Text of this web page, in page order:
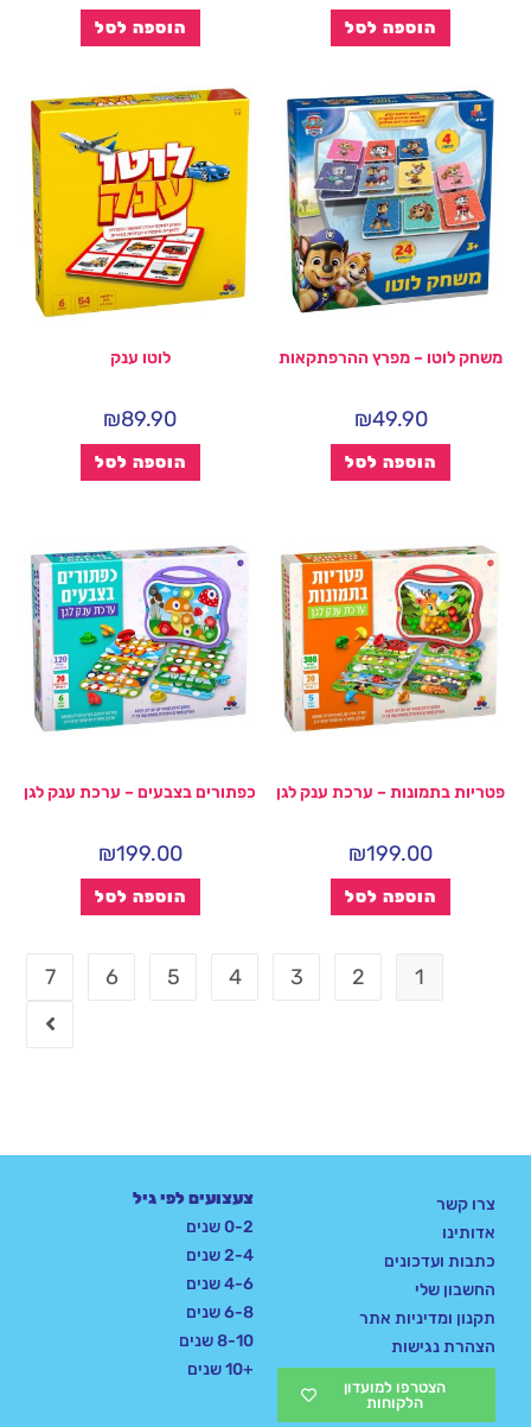
הוספה לסל הוספה לסל
משחק לוטו – מפרץ ההרפתקאות
₪49.90
הוספה לסל
לוטו ענק
₪89.90
הוספה לסל
פטריות בתמונות – ערכת ענק לגן
₪199.00
הוספה לסל
כפתורים בצבעים – ערכת ענק לגן
₪199.00
הוספה לסל
1
2
3
4
5
6
7
צרו קשר
אדותינו
כתבות ועדכונים
החשבון שלי
תקנון ומדיניות אתר
הצהרת נגישות
הצטרפו למועדון
הלקוחות
צעצועים לפי גיל
0-2 שנים
2-4 שנים
4-6 שנים
6-8 שנים
8-10 שנים
+10 שנים